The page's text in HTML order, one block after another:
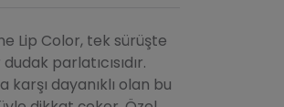
Lip Color, tek sürüşte
parlatıcısıdır.
dayanıklı olan bu